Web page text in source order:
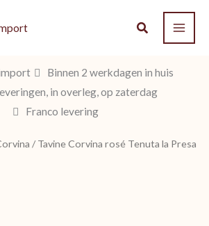
Binnen 2 werkdagen in huis
in overleg, op zaterdag
Franco levering
/ Tavine Corvina rosé Tenuta la Presa